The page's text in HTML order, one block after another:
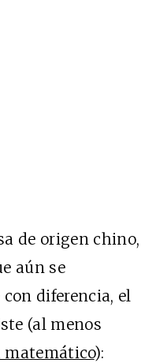
de origen chino,
aún se
diferencia, el
(al menos
):